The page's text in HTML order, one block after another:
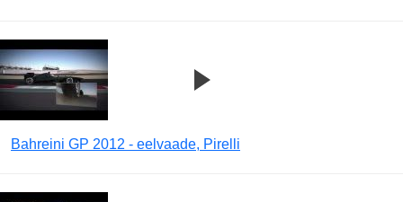
Bahreini GP 2012 - eelvaade, Pirelli